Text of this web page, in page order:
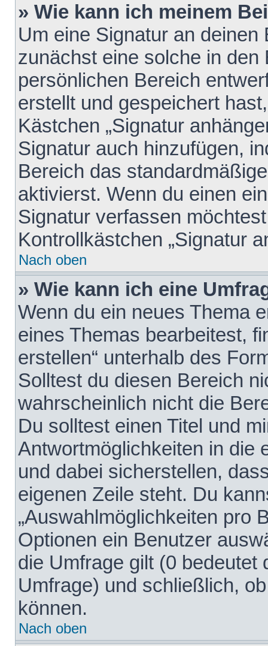
» Wie kann ich meinem
Um eine Signatur an
zunächst eine solche in den
persönlichen Bereich
erstellt und gespeichert
Kästchen „Signatur
Signatur auch hinzufügen,
Bereich das
aktivierst. Wenn du einen
Signatur verfassen
Kontrollkästchen „Signatur
Nach oben
» Wie kann ich eine
Wenn du ein neues Thema
eines Themas bearbeitest,
erstellen“ unterhalb des
Solltest du diesen Bereich
wahrscheinlich nicht die
Du solltest einen Titel und
Antwortmöglichkeiten in die
und dabei sicherstellen,
eigenen Zeile steht. Du
„Auswahlmöglichkeiten pro
Optionen ein Benutzer
die Umfrage gilt (0 bedeutet
Umfrage) und schließlich,
können.
Nach oben